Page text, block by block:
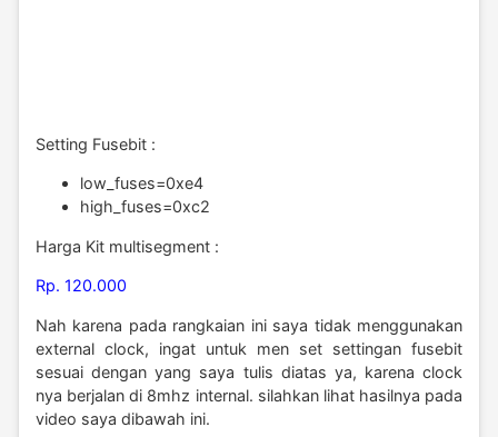
Setting Fusebit :
low_fuses=0xe4
high_fuses=0xc2
Harga Kit multisegment :
Rp. 120.000
Nah karena pada rangkaian ini saya tidak menggunakan
external clock, ingat untuk men set settingan fusebit
sesuai dengan yang saya tulis diatas ya, karena clock
nya berjalan di 8mhz internal. silahkan lihat hasilnya pada
video saya dibawah ini.